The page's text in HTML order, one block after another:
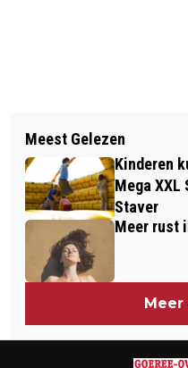
WARME
EENZAAMHEID
ALBERT HEIJN
VERBOUWD
Meest Gelezen
Kinderen
Mega
Staver
Meer rust